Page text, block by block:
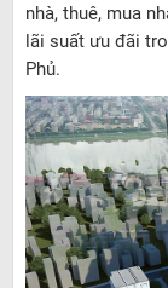
nhà, thuê, mua
lãi suất ưu đãi
Phủ.